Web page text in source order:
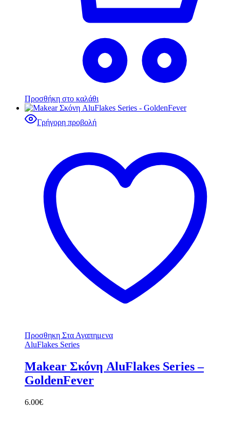
Προσθήκη στο καλάθι
Γρήγορη προβολή
Προσθηκη Στα Αγαπημενα
AluFlakes Series
Makear Σκόνη AluFlakes Series –
GoldenFever
6.00€